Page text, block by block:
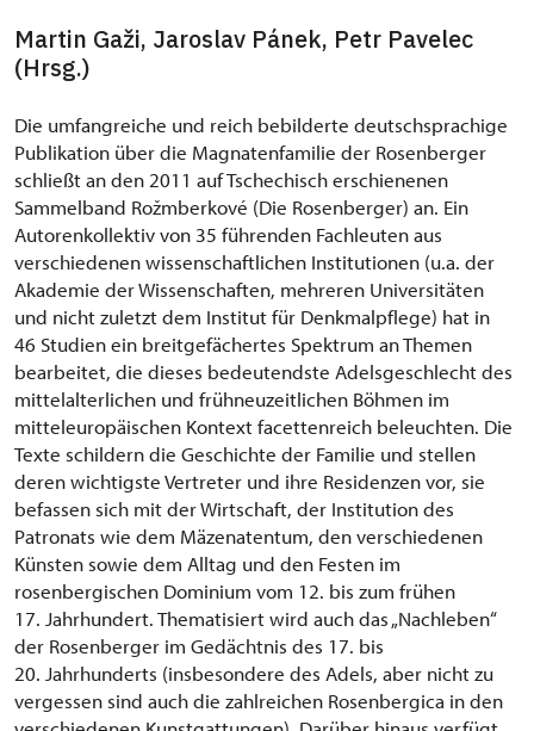
Martin Gaži, Jaroslav Pánek, Petr Pavelec
(Hrsg.)
Die umfangreiche und reich bebilderte deutschsprachige
Publikation über die Magnatenfamilie der Rosenberger
schließt an den 2011 auf Tschechisch erschienenen
Sammelband Rožmberkové (Die Rosenberger) an. Ein
Autorenkollektiv von 35 führenden Fachleuten aus
verschiedenen wissenschaftlichen Institutionen (u.a. der
Akademie der Wissenschaften, mehreren Universitäten
und nicht zuletzt dem Institut für Denkmalpflege) hat in
46 Studien ein breitgefächertes Spektrum an Themen
bearbeitet, die dieses bedeutendste Adelsgeschlecht des
mittelalterlichen und frühneuzeitlichen Böhmen im
mitteleuropäischen Kontext facettenreich beleuchten. Die
Texte schildern die Geschichte der Familie und stellen
deren wichtigste Vertreter und ihre Residenzen vor, sie
befassen sich mit der Wirtschaft, der Institution des
Patronats wie dem Mäzenatentum, den verschiedenen
Künsten sowie dem Alltag und den Festen im
rosenbergischen Dominium vom 12. bis zum frühen
17. Jahrhundert. Thematisiert wird auch das „Nachleben“
der Rosenberger im Gedächtnis des 17. bis
20. Jahrhunderts (insbesondere des Adels, aber nicht zu
vergessen sind auch die zahlreichen Rosenbergica in den